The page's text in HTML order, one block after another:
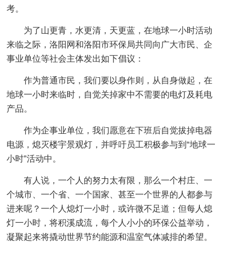
考。
为了山更青，水更清，天更蓝，在地球一小时活动
来临之际，洛阳网和洛阳市环保局共同向广大市民、企
事业单位等社会主体发出如下倡议：
作为普通市民，我们要以身作则，从自身做起，在
地球一小时来临时，自觉关掉家中不需要的电灯及耗电
产品。
作为企事业单位，我们愿意在下班后自觉拔掉电器
电源，熄灭楼宇景观灯，并呼吁员工积极参与到“地球一
小时”活动中。
有人说，一个人的努力太有限，那么一个村庄、一
个城市、一个省、一个国家、甚至一个世界的人都参与
进来呢？一个人熄灯一小时，或许微不足道；但每人熄
灯一小时，将积溪成流，每个人小小的环保公益举动，
凝聚起来将撬动世界节约能源和温室气体减排的希望。